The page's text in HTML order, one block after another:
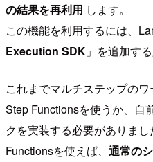
の結果を再利用 します。
この機能を利用するには、
Execution SDK 」を追加す
これまでマルチステップのワ
Step Functionsを使うか、自
クを実装する必要がありま
Functionsを使えば、 通常の